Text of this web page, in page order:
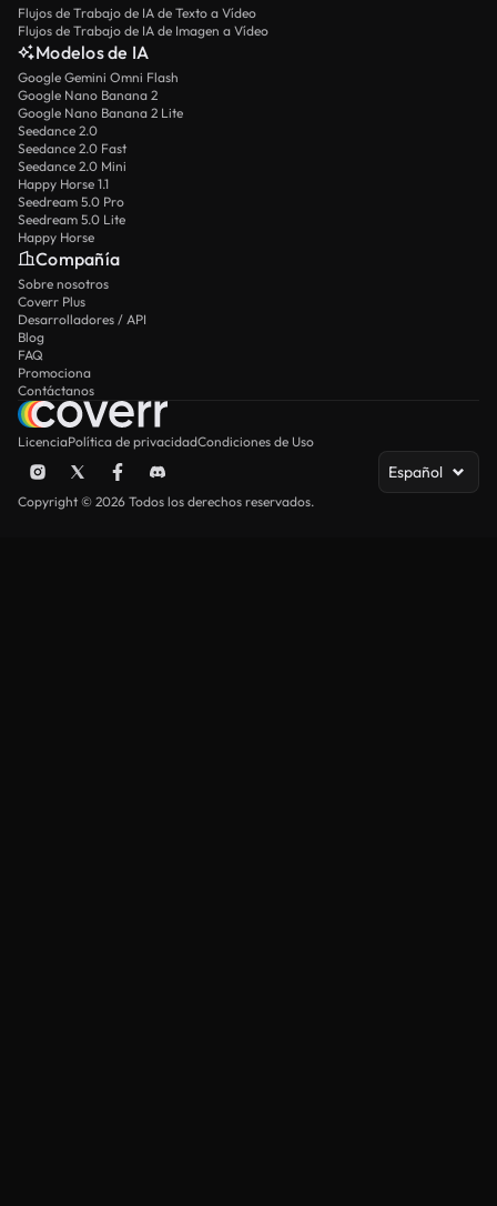
Flujos de Trabajo de IA de Texto a Vídeo
Flujos de Trabajo de IA de Imagen a Vídeo
Modelos de IA
Google Gemini Omni Flash
Google Nano Banana 2
Google Nano Banana 2 Lite
Seedance 2.0
Seedance 2.0 Fast
Seedance 2.0 Mini
Happy Horse 1.1
Seedream 5.0 Pro
Seedream 5.0 Lite
Happy Horse
Compañía
Sobre nosotros
Coverr Plus
Desarrolladores / API
Blog
FAQ
Promociona
Contáctanos
LicenciaPolítica de privacidadCondiciones de Uso
Español
Copyright © 2026 Todos los derechos reservados.